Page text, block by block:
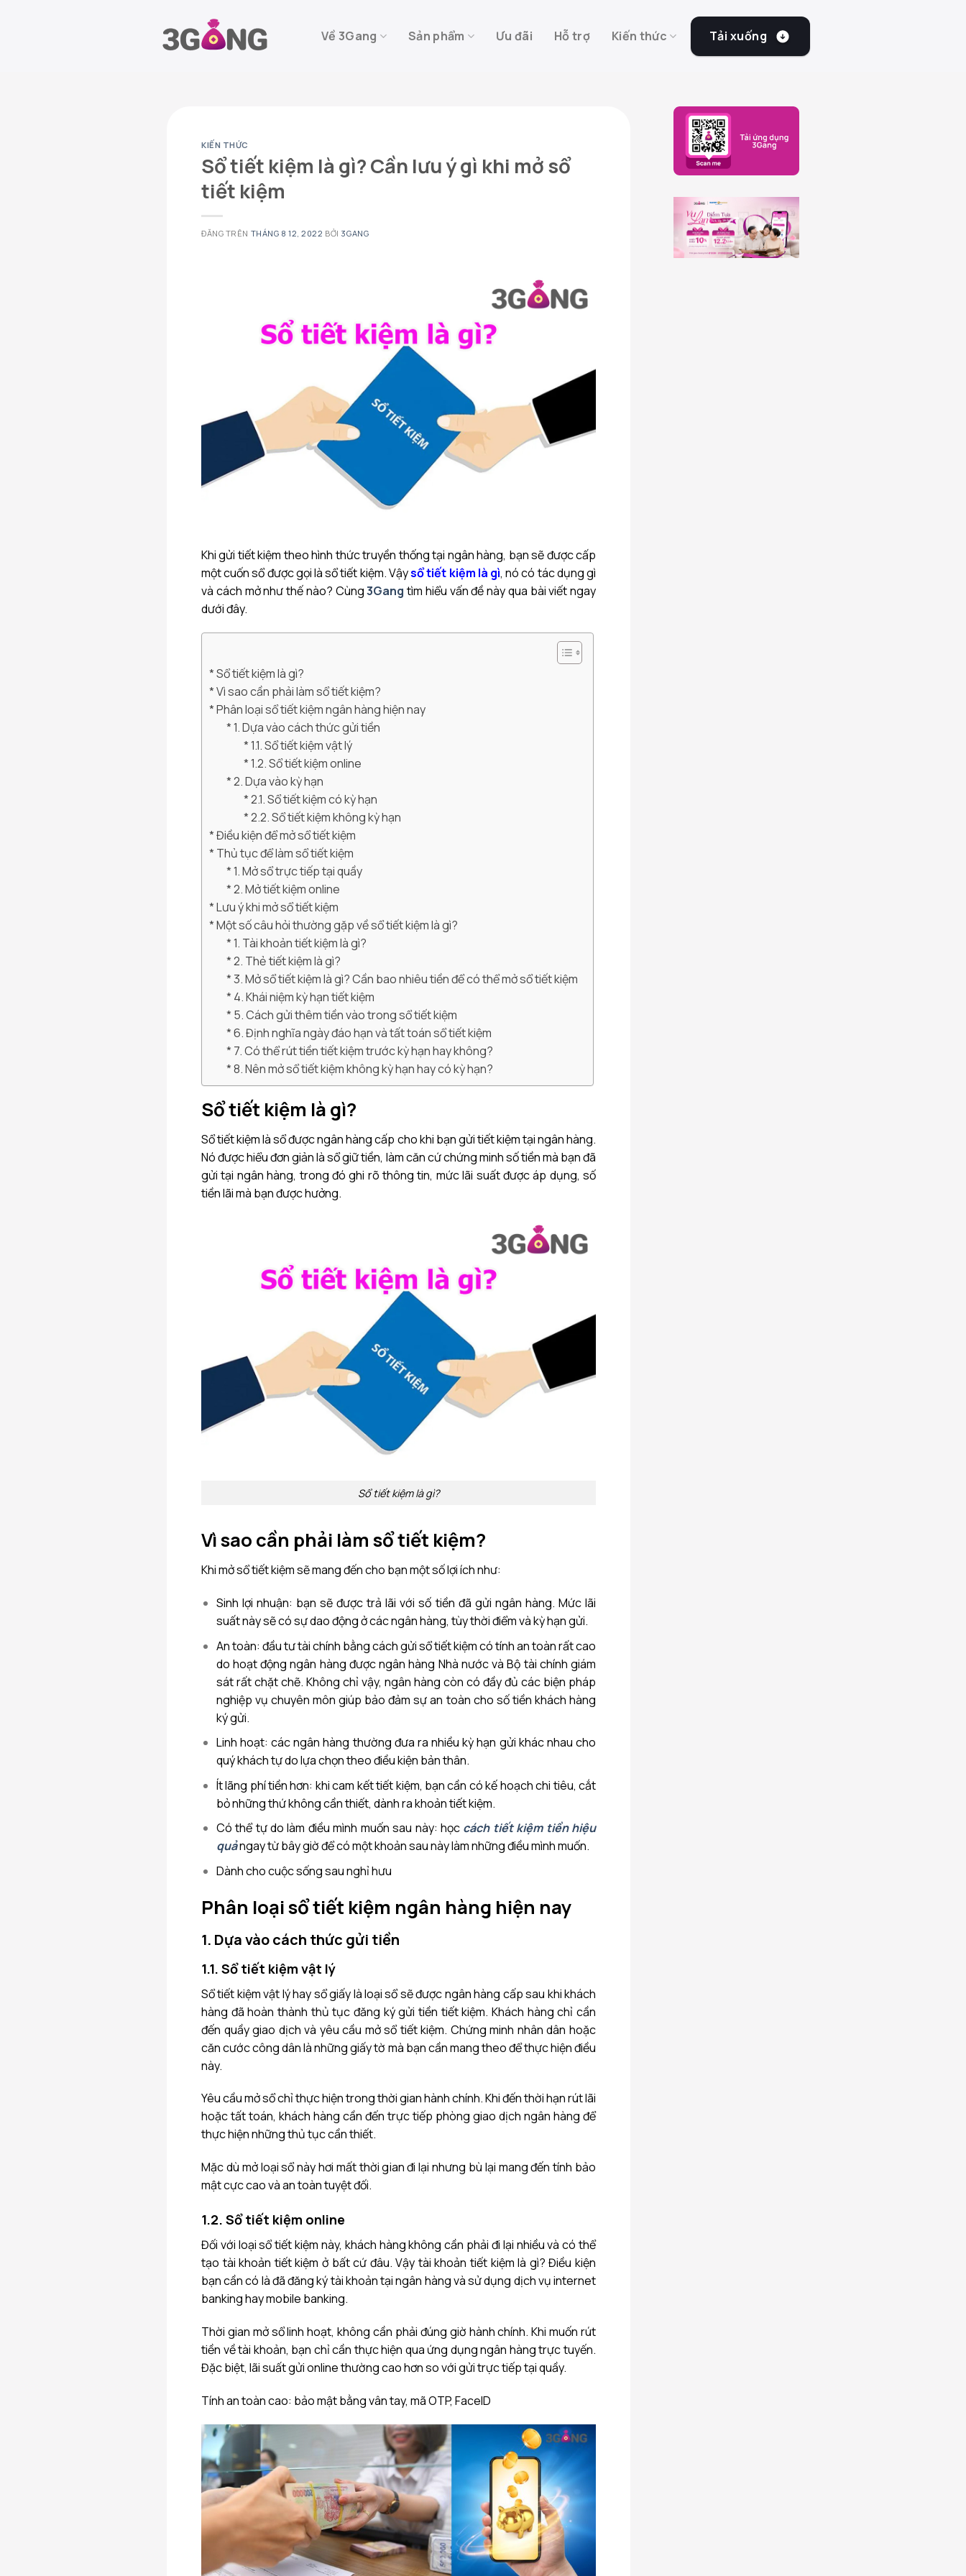
Về 3Gang Sản phẩm Ưu đãi Hỗ trợ Kiến thức Tải xuống
KIẾN THỨC
Sổ tiết kiệm là gì? Cần lưu ý gì khi mở sổ
tiết kiệm
ĐĂNG TRÊN THÁNG 8 12, 2022 BỞI 3GANG
Khi gửi tiết kiệm theo hình thức truyền thống tại ngân hàng, bạn sẽ được cấp
một cuốn sổ được gọi là sổ tiết kiệm. Vậysổ tiết kiệm là gì, nó có tác dụng gì
và cách mở như thế nào? Cùng3Gangtìm hiểu vấn đề này qua bài viết ngay
dưới đây.
Sổ tiết kiệm là gì?
Vì sao cần phải làm sổ tiết kiệm?
Phân loại sổ tiết kiệm ngân hàng hiện nay
1. Dựa vào cách thức gửi tiền
1.1. Sổ tiết kiệm vật lý
1.2. Sổ tiết kiệm online
2. Dựa vào kỳ hạn
2.1. Sổ tiết kiệm có kỳ hạn
2.2. Sổ tiết kiệm không kỳ hạn
Điều kiện để mở sổ tiết kiệm
Thủ tục để làm sổ tiết kiệm
1. Mở sổ trực tiếp tại quầy
2. Mở tiết kiệm online
Lưu ý khi mở sổ tiết kiệm
Một số câu hỏi thường gặp về sổ tiết kiệm là gì?
1. Tài khoản tiết kiệm là gì?
2. Thẻ tiết kiệm là gì?
3. Mở sổ tiết kiệm là gì? Cần bao nhiêu tiền để có thể mở sổ tiết kiệm
4. Khái niệm kỳ hạn tiết kiệm
5. Cách gửi thêm tiền vào trong sổ tiết kiệm
6. Định nghĩa ngày đáo hạn và tất toán sổ tiết kiệm
7. Có thể rút tiền tiết kiệm trước kỳ hạn hay không?
8. Nên mở sổ tiết kiệm không kỳ hạn hay có kỳ hạn?
Sổ tiết kiệm là gì?
Sổ tiết kiệm là sổ được ngân hàng cấp cho khi bạn gửi tiết kiệm tại ngân hàng.
Nó được hiểu đơn giản là sổ giữ tiền, làm căn cứ chứng minh số tiền mà bạn đã
gửi tại ngân hàng, trong đó ghi rõ thông tin, mức lãi suất được áp dụng, số
tiền lãi mà bạn được hưởng.
Sổ tiết kiệm là gì?
Vì sao cần phải làm sổ tiết kiệm?
Khi mở sổ tiết kiệm sẽ mang đến cho bạn một số lợi ích như:
Sinh lợi nhuận: bạn sẽ được trả lãi với số tiền đã gửi ngân hàng. Mức lãi
suất này sẽ có sự dao động ở các ngân hàng, tùy thời điểm và kỳ hạn gửi.
An toàn: đầu tư tài chính bằng cách gửi sổ tiết kiệm có tính an toàn rất cao
do hoạt động ngân hàng được ngân hàng Nhà nước và Bộ tài chính giám
sát rất chặt chẽ. Không chỉ vậy, ngân hàng còn có đầy đủ các biện pháp
nghiệp vụ chuyên môn giúp bảo đảm sự an toàn cho số tiền khách hàng
ký gửi.
Linh hoạt: các ngân hàng thường đưa ra nhiều kỳ hạn gửi khác nhau cho
quý khách tự do lựa chọn theo điều kiện bản thân.
Ít lãng phí tiền hơn: khi cam kết tiết kiệm, bạn cần có kế hoạch chi tiêu, cắt
bỏ những thứ không cần thiết, dành ra khoản tiết kiệm.
Có thể tự do làm điều mình muốn sau này: học cách tiết kiệm tiền hiệu
quảngay từ bây giờ để có một khoản sau này làm những điều mình muốn.
Dành cho cuộc sống sau nghỉ hưu
Phân loại sổ tiết kiệm ngân hàng hiện nay
1. Dựa vào cách thức gửi tiền
1.1. Sổ tiết kiệm vật lý
Sổ tiết kiệm vật lý hay sổ giấy là loại sổ sẽ được ngân hàng cấp sau khi khách
hàng đã hoàn thành thủ tục đăng ký gửi tiền tiết kiệm. Khách hàng chỉ cần
đến quầy giao dịch và yêu cầu mở sổ tiết kiệm. Chứng minh nhân dân hoặc
căn cước công dân là những giấy tờ mà bạn cần mang theo để thực hiện điều
này.
Yêu cầu mở sổ chỉ thực hiện trong thời gian hành chính. Khi đến thời hạn rút lãi
hoặc tất toán, khách hàng cần đến trực tiếp phòng giao dịch ngân hàng để
thực hiện những thủ tục cần thiết.
Mặc dù mở loại sổ này hơi mất thời gian đi lại nhưng bù lại mang đến tính bảo
mật cực cao và an toàn tuyệt đối.
1.2. Sổ tiết kiệm online
Đối với loại sổ tiết kiệm này, khách hàng không cần phải đi lại nhiều và có thể
tạo tài khoản tiết kiệm ở bất cứ đâu. Vậytài khoản tiết kiệm là gì? Điều kiện
bạn cần có là đã đăng ký tài khoản tại ngân hàng và sử dụng dịch vụ internet
banking hay mobile banking.
Thời gian mở sổ linh hoạt, không cần phải đúng giờ hành chính. Khi muốn rút
tiền về tài khoản, bạn chỉ cần thực hiện qua ứng dụng ngân hàng trực tuyến.
Đặc biệt, lãi suất gửi online thường cao hơn so với gửi trực tiếp tại quầy.
Tính an toàn cao: bảo mật bằng vân tay, mã OTP, FaceID